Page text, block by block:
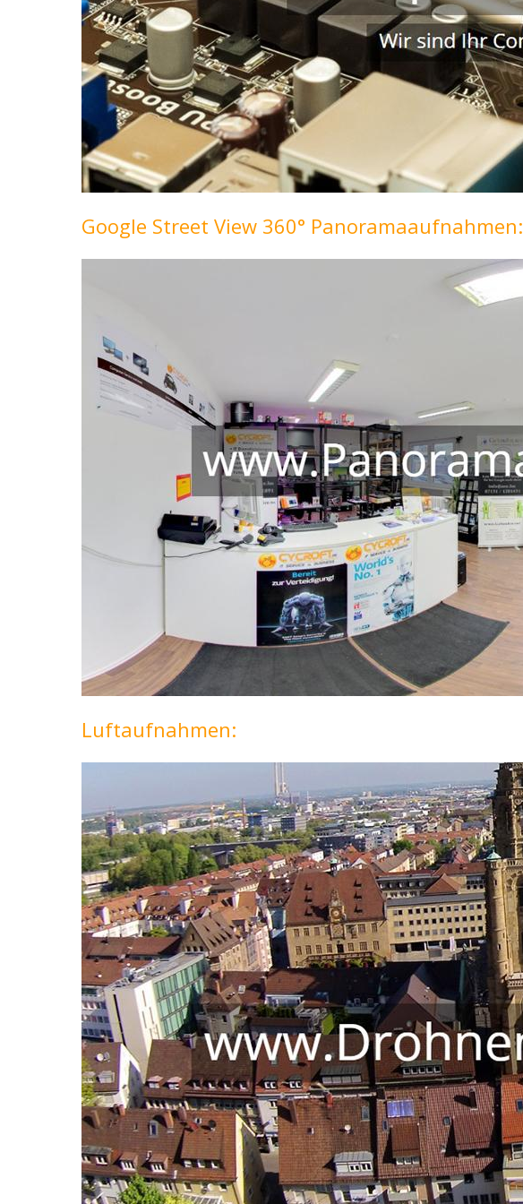
Google Street View 360° Panoramaaufnahmen:
Luftaufnahmen: